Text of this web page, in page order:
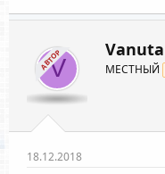
АВТОР
V
Vanuta
МЕСТНЫЙ
18.12.2018